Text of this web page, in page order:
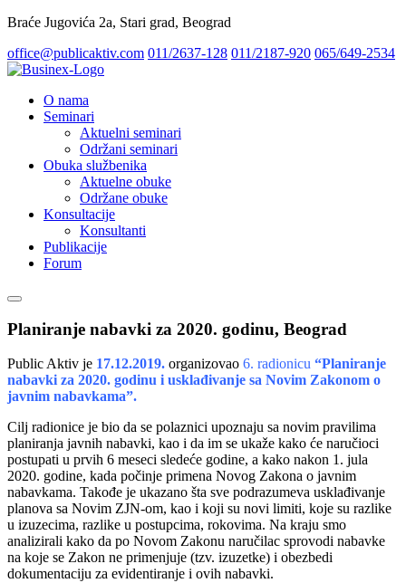
Braće Jugovića 2a, Stari grad, Beograd
office@publicaktiv.com 011/2637-128 011/2187-920 065/649-2534
O nama
Seminari
Aktuelni seminari
Održani seminari
Obuka službenika
Aktuelne obuke
Održane obuke
Konsultacije
Konsultanti
Publikacije
Forum
Planiranje nabavki za 2020. godinu, Beograd
Public Aktiv je 17.12.2019. organizovao 6. radionicu “Planiranje
nabavki za 2020. godinu i usklađivanje sa Novim Zakonom o
javnim nabavkama”.
Cilj radionice je bio da se polaznici upoznaju sa novim pravilima
planiranja javnih nabavki, kao i da im se ukaže kako će naručioci
postupati u prvih 6 meseci sledeće godine, a kako nakon 1. jula
2020. godine, kada počinje primena Novog Zakona o javnim
nabavkama. Takođe je ukazano šta sve podrazumeva usklađivanje
planova sa Novim ZJN-om, kao i koji su novi limiti, koje su razlike
u izuzecima, razlike u postupcima, rokovima. Na kraju smo
analizirali kako da po Novom Zakonu naručilac sprovodi nabavke
na koje se Zakon ne primenjuje (tzv. izuzetke) i obezbedi
dokumentaciju za evidentiranje i ovih nabavki.